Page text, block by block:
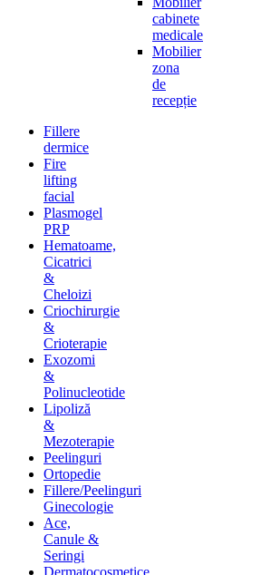
cabinete
medicale
Mobilier
zona
de
recepție
Fillere
dermice
Fire
lifting
facial
Plasmogel
PRP
Hematoame,
Cicatrici
&
Cheloizi
Criochirurgie
&
Crioterapie
Exozomi
&
Polinucleotide
Lipoliză
&
Mezoterapie
Peelinguri
Ortopedie
Fillere/Peelinguri
Ginecologie
Ace,
Canule &
Seringi
Dermatocosmetice